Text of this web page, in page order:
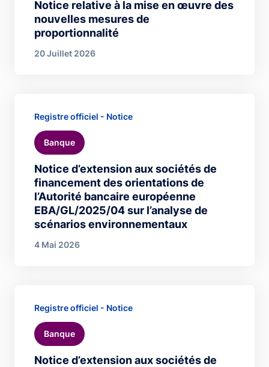
Notice relative à la mise en œuvre des
nouvelles mesures de
proportionnalité
20 Juillet 2026
Notice d’extension aux sociétés de
financement des orientations de
l’Autorité bancaire européenne
EBA/GL/2025/04 sur l’analyse de
scénarios environnementaux
Registre officiel - Notice
Banque
4 Mai 2026
Notice d’extension aux sociétés de
Registre officiel - Notice
Banque